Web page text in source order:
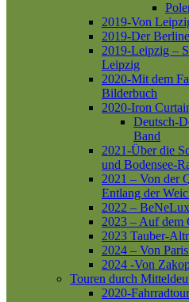
2019-Von
2019-Der
2019-Leipzig –
Leipzig
2020-Mit dem
Bilderbuch
2020-Iron
Deutsch-
Band
2021-Über die
und Bodensee-
2021 – Von der
Entlang der
2022 – BeNeLux
2023 – Auf dem
2023 Tauber-
2024 – Von
2024 -Von
Touren durch
2020-